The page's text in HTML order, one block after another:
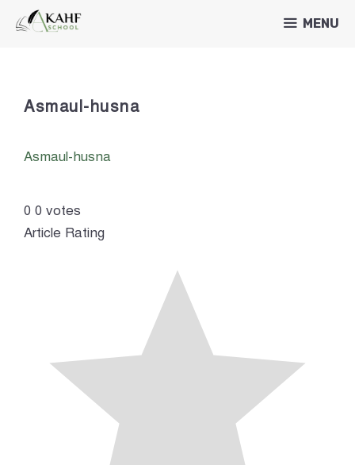
MENU
Asmaul-husna
Asmaul-husna
0 0 votes
Article Rating